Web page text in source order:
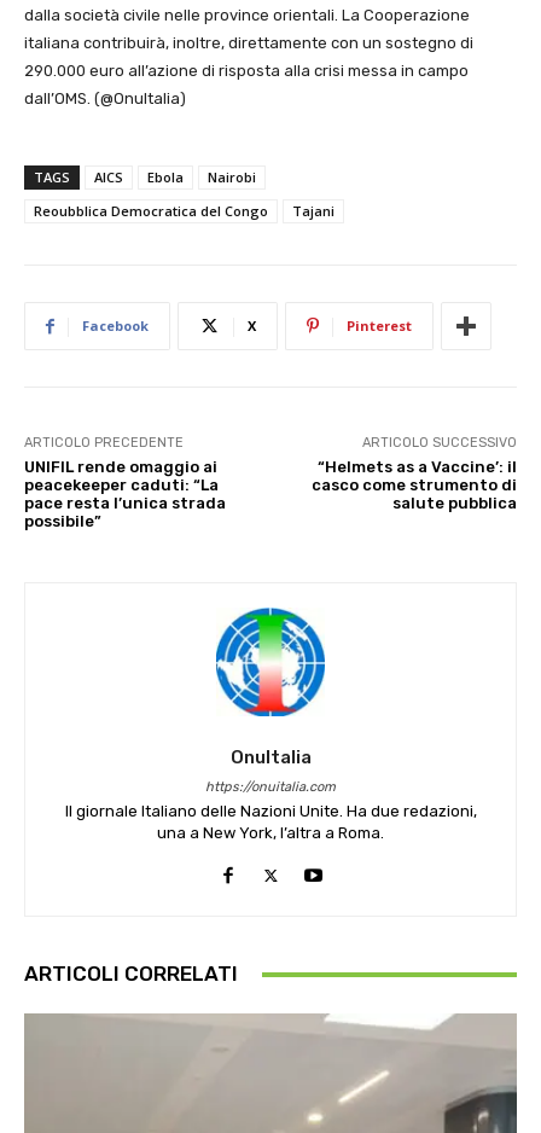
dalla società civile nelle province orientali. La Cooperazione
italiana contribuirà, inoltre, direttamente con un sostegno di
290.000 euro all’azione di risposta alla crisi messa in campo
dall’OMS. (@OnuItalia)
TAGS AICS Ebola
Nairobi
Reoubblica Democratica del Congo
Tajani
Facebook X Pinterest
ARTICOLO PRECEDENTE
UNIFIL rende omaggio ai
peacekeeper caduti: “La
pace resta l’unica strada
possibile”
ARTICOLO SUCCESSIVO
“Helmets as a Vaccine’: il
casco come strumento di
salute pubblica
OnuItalia
https://onuitalia.com
Il giornale Italiano delle Nazioni Unite. Ha due redazioni,
una a New York, l’altra a Roma.
ARTICOLI CORRELATI